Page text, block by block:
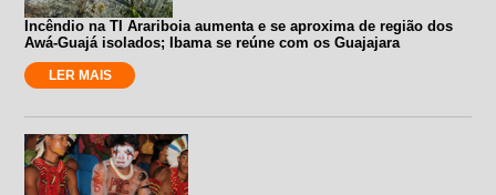
Incêndio na TI Arariboia aumenta e se aproxima de região dos
Awá-Guajá isolados; Ibama se reúne com os Guajajara
LER MAIS